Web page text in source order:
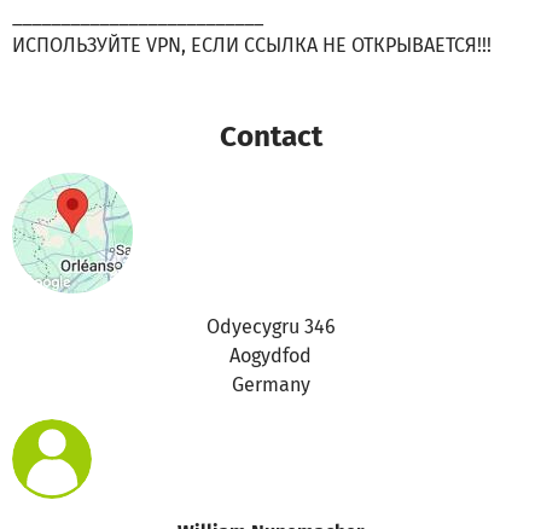
ИСПОЛЬЗУЙТЕ VPN, ЕСЛИ ССЫЛКА НЕ ОТКРЫВАЕТСЯ!!!
Contact
Odyecygru 346
Aogydfod
Germany